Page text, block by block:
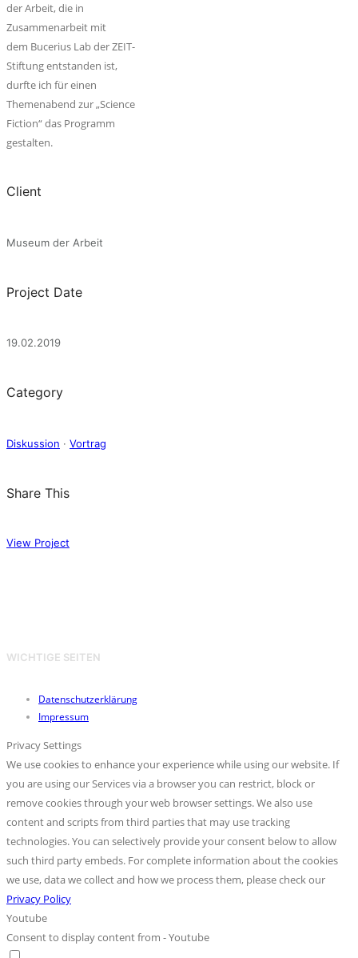
der Arbeit, die in
Zusammenarbeit mit
dem Bucerius Lab der ZEIT-
Stiftung entstanden ist,
durfte ich für einen
Themenabend zur „Science
Fiction“ das Programm
gestalten.
Client
Museum der Arbeit
Project Date
19.02.2019
Category
Diskussion · Vortrag
Share This
View Project
WICHTIGE SEITEN
Datenschutzerklärung
Impressum
Privacy Settings
We use cookies to enhance your experience while using our website. If
you are using our Services via a browser you can restrict, block or
remove cookies through your web browser settings. We also use
content and scripts from third parties that may use tracking
technologies. You can selectively provide your consent below to allow
such third party embeds. For complete information about the cookies
we use, data we collect and how we process them, please check our
Privacy Policy
Youtube
Consent to display content from - Youtube